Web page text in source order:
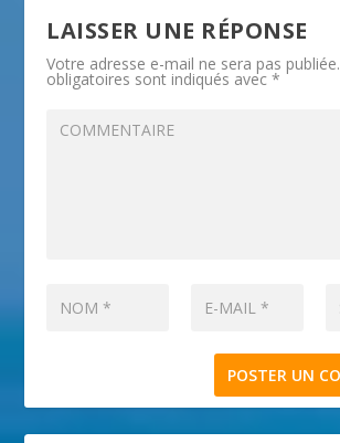
LAISSER UNE RÉPONSE
Votre adresse e-mail ne sera pas publiée.
obligatoires sont indiqués avec*